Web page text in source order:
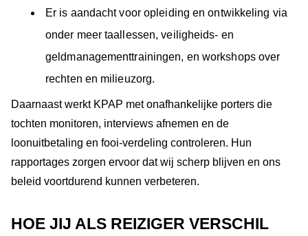
Er is aandacht voor opleiding en ontwikkeling via
onder meer taallessen, veiligheids- en
geldmanagementtrainingen, en workshops over
rechten en milieuzorg.
Daarnaast werkt KPAP met onafhankelijke porters die
tochten monitoren, interviews afnemen en de
loonuitbetaling en fooi-verdeling controleren. Hun
rapportages zorgen ervoor dat wij scherp blijven en ons
beleid voortdurend kunnen verbeteren.
HOE JIJ ALS REIZIGER VERSCHIL